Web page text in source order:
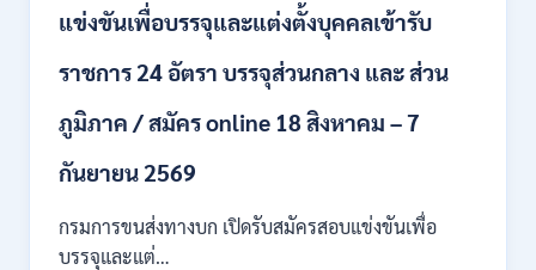
ปวส.
ป.ตรี
สาขา
เงิน
/
แข่งขันเพื่อบรรจุและแต่งตั้งบุคคลเข้ารับ
ราชการ 24 อัตรา บรรจุส่วนกลาง และ ส่วน
ภูมิภาค / สมัคร online 18 สิงหาคม – 7
กันยายน 2569
กรมการขนส่งทางบก เปิดรับสมัครสอบแข่งขันเพื่อ
บรรจุและแต่…